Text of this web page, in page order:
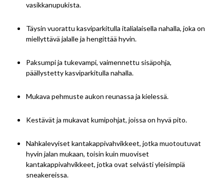
vasikkanupukista.
Täysin vuorattu kasviparkitulla italialaisella nahalla, joka on
miellyttävä jalalle ja hengittää hyvin.
Paksumpi ja tukevampi, vaimennettu sisäpohja,
päällystetty kasviparkitulla nahalla.
Mukava pehmuste aukon reunassa ja kielessä.
Kestävät ja mukavat kumipohjat, joissa on hyvä pito.
Nahkalevyiset kantakappivahvikkeet, jotka muotoutuvat
hyvin jalan mukaan, toisin kuin muoviset
kantakappivahvikkeet, jotka ovat selvästi yleisimpiä
sneakereissa.